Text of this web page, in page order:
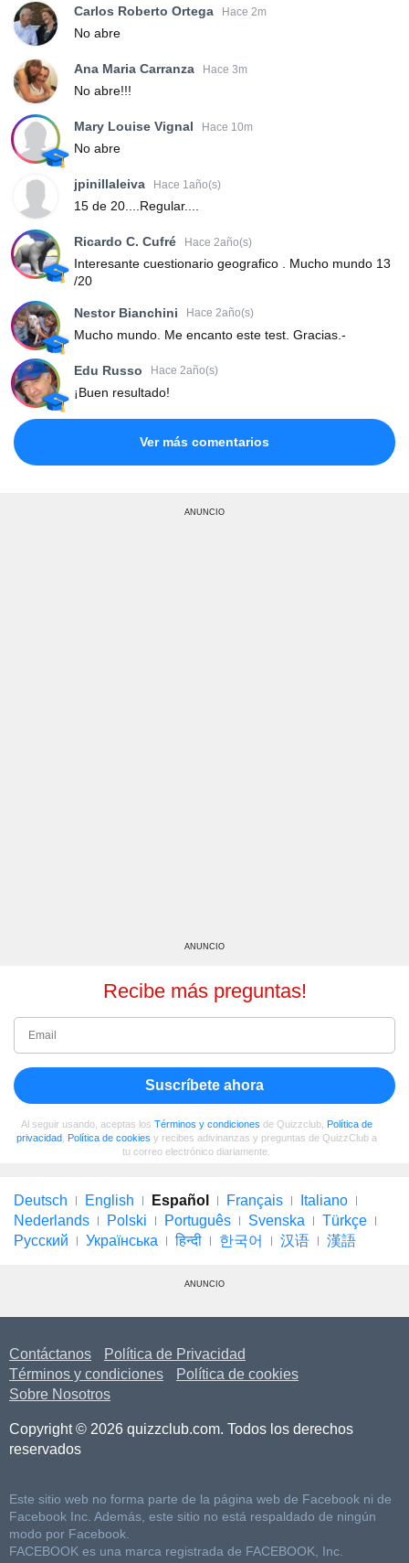
Carlos Roberto Ortega Hace 2m
No abre
Ana Maria Carranza Hace 3m
No abre!!!
Mary Louise Vignal Hace 10m
No abre
jpinillaleiva Hace 1año(s)
15 de 20....Regular....
Ricardo C. Cufré Hace 2año(s)
Interesante cuestionario geografico . Mucho mundo 13
/20
Nestor Bianchini Hace 2año(s)
Mucho mundo. Me encanto este test. Gracias.-
Edu Russo Hace 2año(s)
¡Buen resultado!
Ver más comentarios
ANUNCIO
ANUNCIO
Recibe más preguntas!
Suscríbete ahora
Al seguir usando, aceptas los Términos y condiciones de Quizzclub, Política de
privacidad, Política de cookies y recibes adivinanzas y preguntas de QuizzClub a
tu correo electrónico diariamente.
Deutsch English Español Français
Italiano
Nederlands
Polski Português Svenska
Türkçe
Русский
Українська हिन्दी 한국어 汉语 漢語
ANUNCIO
Contáctanos
Política de Privacidad
Términos y condiciones
Política de cookies
Sobre Nosotros
Copyright © 2026 quizzclub.com. Todos los derechos
reservados
Este sitio web no forma parte de la página web de Facebook ni de
Facebook Inc. Además, este sitio no está respaldado de ningún
modo por Facebook.
FACEBOOK es una marca registrada de FACEBOOK, Inc.